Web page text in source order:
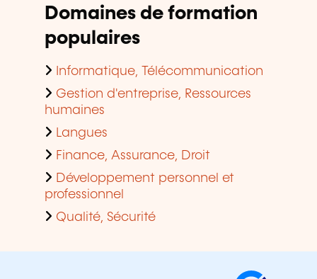
Domaines de formation
populaires
Informatique, Télécommunication
Gestion d'entreprise, Ressources
humaines
Langues
Finance, Assurance, Droit
Développement personnel et
professionnel
Qualité, Sécurité